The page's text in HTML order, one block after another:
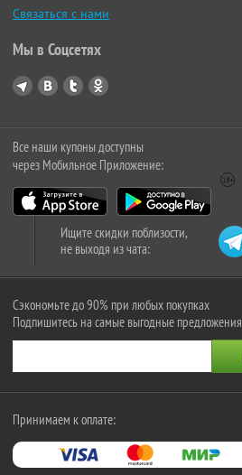
Связаться с нами
Мы в Соцсетях
Все наши купоны доступны
через Мобильное Приложение:
Ищите скидки поблизости,
не выходя из чата:
Сэкономьте до 90% при любых покупках
Подпишитесь на самые выгодные предложения
Принимаем к оплате: